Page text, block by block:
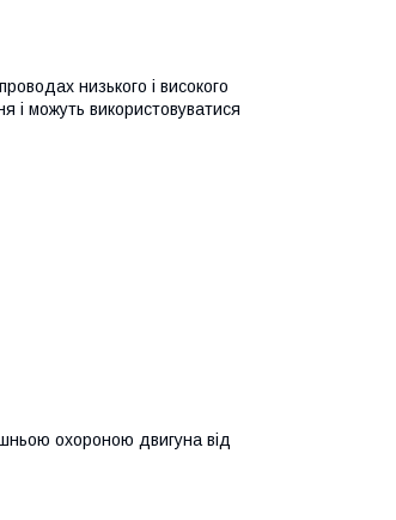
низького і високого
і можуть використовуватися
охороною двигуна від